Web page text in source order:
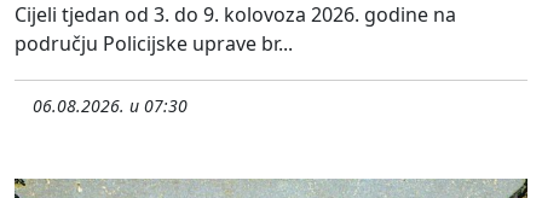
Cijeli tjedan od 3. do 9. kolovoza 2026. godine na
području Policijske uprave br...
06.08.2026. u 07:30